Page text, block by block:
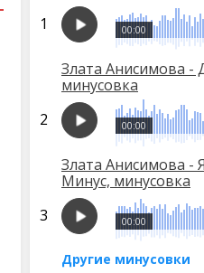
00:00
Злата Анисимова -
минусовка
00:00
Злата Анисимова -
Минус, минусовка
00:00
Другие минусовки